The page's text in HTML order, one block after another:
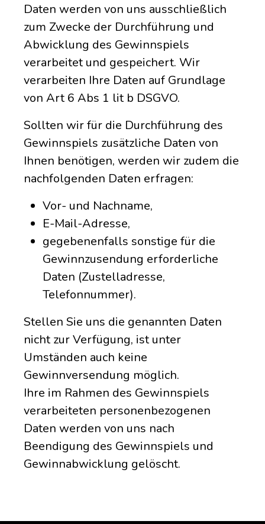
Daten werden von uns ausschließlich
zum Zwecke der Durchführung und
Abwicklung des Gewinnspiels
verarbeitet und gespeichert. Wir
verarbeiten Ihre Daten auf Grundlage
von Art 6 Abs 1 lit b DSGVO.
Sollten wir für die Durchführung des
Gewinnspiels zusätzliche Daten von
Ihnen benötigen, werden wir zudem die
nachfolgenden Daten erfragen:
Vor- und Nachname,
E-Mail-Adresse,
gegebenenfalls sonstige für die
Gewinnzusendung erforderliche
Daten (Zustelladresse,
Telefonnummer).
Stellen Sie uns die genannten Daten
nicht zur Verfügung, ist unter
Umständen auch keine
Gewinnversendung möglich.
Ihre im Rahmen des Gewinnspiels
verarbeiteten personenbezogenen
Daten werden von uns nach
Beendigung des Gewinnspiels und
Gewinnabwicklung gelöscht.